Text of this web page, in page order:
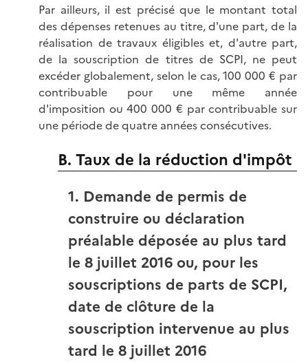
Par ailleurs, il est précisé que le montant total
des dépenses retenues au titre, d'une part, de la
réalisation de travaux éligibles et, d'autre part,
de la souscription de titres de SCPI, ne peut
excéder globalement, selon le cas,100 000 € par
contribuable pour une même année
d'imposition ou400 000 € par contribuable sur
une période de quatre années consécutives.
B. Taux de la réduction d'impôt
1. Demande de permis de
construire ou déclaration
préalable déposée au plus tard
le 8 juillet 2016 ou, pour les
souscriptions de parts de SCPI,
date de clôture de la
souscription intervenue au plus
tard le 8 juillet 2016